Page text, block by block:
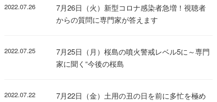
2022.07.26
7月26日（火）新型コロナ感染者急増！視聴者
からの質問に専門家が答えます
2022.07.25
7月25日（月）桜島の噴火警戒レベル5に～専門
家に聞く“今後の桜島
2022.07.22
7月22日（金）土用の丑の日を前に多忙を極め